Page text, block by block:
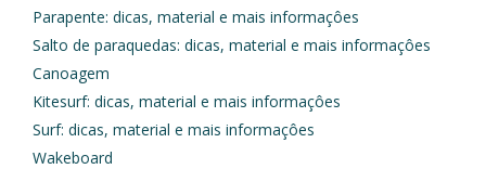
Parapente: dicas, material e mais informaçôes
Salto de paraquedas: dicas, material e mais informaçôes
Canoagem
Kitesurf: dicas, material e mais informaçôes
Surf: dicas, material e mais informaçôes
Wakeboard